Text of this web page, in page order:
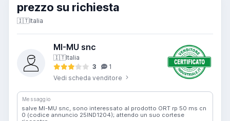
prezzo su richiesta
🇮🇹Italia
MI-MU snc
🇮🇹Italia
3
1
Vedi scheda venditore
Messaggio